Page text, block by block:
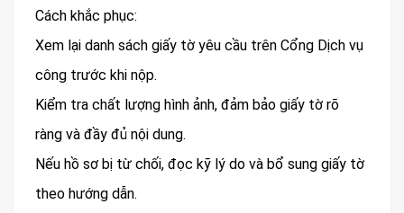
Cách khắc phục:
Xem lại danh sách giấy tờ yêu cầu trên Cổng Dịch vụ
công trước khi nộp.
Kiểm tra chất lượng hình ảnh, đảm bảo giấy tờ rõ
ràng và đầy đủ nội dung.
Nếu hồ sơ bị từ chối, đọc kỹ lý do và bổ sung giấy tờ
theo hướng dẫn.